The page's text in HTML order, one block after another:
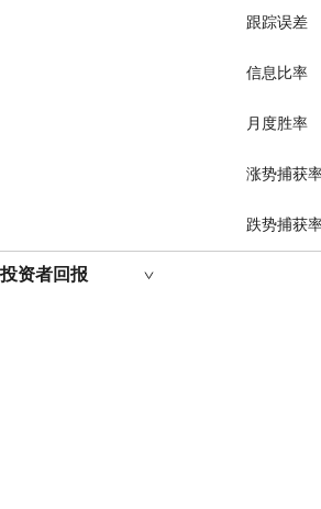
跟踪误差
信息比率
月度胜率
涨势捕获
跌势捕获
投资者回报